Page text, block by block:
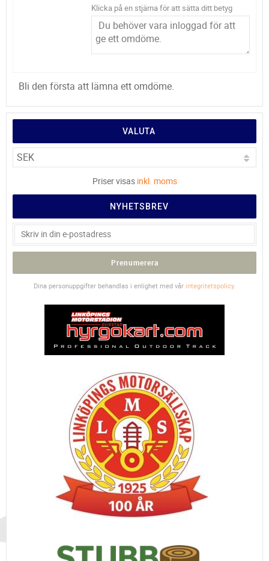
Klicka på en stjärna för att sätta ditt betyg
Bli den första att lämna ett omdöme.
VALUTA
Priser visas inkl. moms
NYHETSBREV
Prenumerera
Dina personuppgifter behandlas i enlighet med vår integritetspolicy.